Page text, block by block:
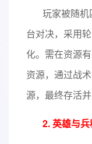
玩家被随
台对决，采用
化。需在资源
资源，通过战
源，最终存活并
2. 英雄与兵